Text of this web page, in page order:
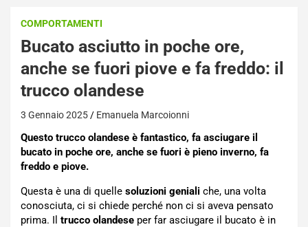
COMPORTAMENTI
Bucato asciutto in poche ore,
anche se fuori piove e fa freddo: il
trucco olandese
3 Gennaio 2025 Emanuela Marcoionni
Questo trucco olandese è fantastico, fa asciugare il
bucato in poche ore, anche se fuori è pieno inverno, fa
freddo e piove.
Questa è una di quelle soluzioni geniali che, una volta
conosciuta, ci si chiede perché non ci si aveva pensato
prima. Il trucco olandese per far asciugare il bucato è in